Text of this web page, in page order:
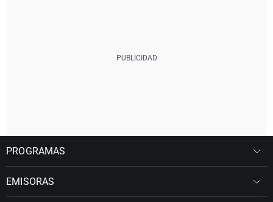
PROGRAMAS
EMISORAS